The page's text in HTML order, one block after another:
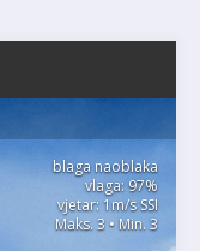
blaga naoblaka
vlaga: 97%
vjetar: 1m/s SSI
Maks. 3 • Min. 3